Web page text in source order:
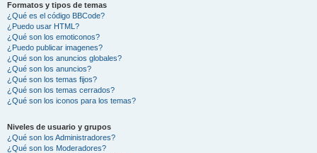
Formatos y tipos de temas
¿Qué es el código BBCode?
¿Puedo usar HTML?
¿Qué son los emoticonos?
¿Puedo publicar imagenes?
¿Qué son los anuncios globales?
¿Qué son los anuncios?
¿Qué son los temas fijos?
¿Qué son los temas cerrados?
¿Qué son los iconos para los temas?
Niveles de usuario y grupos
¿Qué son los Administradores?
¿Qué son los Moderadores?